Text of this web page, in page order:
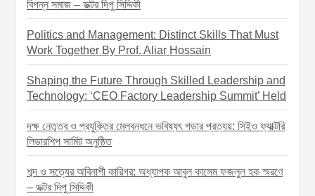
বিপন্ন সমাজ – ডক্টর দিপু সিদ্দিকী
Politics and Management: Distinct Skills That Must
Work Together By Prof. Aliar Hossain
Shaping the Future Through Skilled Leadership and
Technology: ‘CEO Factory Leadership Summit’ Held
দক্ষ নেতৃত্ব ও প্রযুক্তির মেলবন্ধনে ভবিষ্যৎ গড়ার প্রত্যয়: সিইও ফ্যাক্টরি
লিডারশিপ সামিট অনুষ্ঠিত
শব্দ ও সত্যের অবিনাশী কারিগর: অধ্যাপক আবুল কাসেম ফজলুল হক স্মরণে
– ডক্টর দিপু সিদ্দিকী